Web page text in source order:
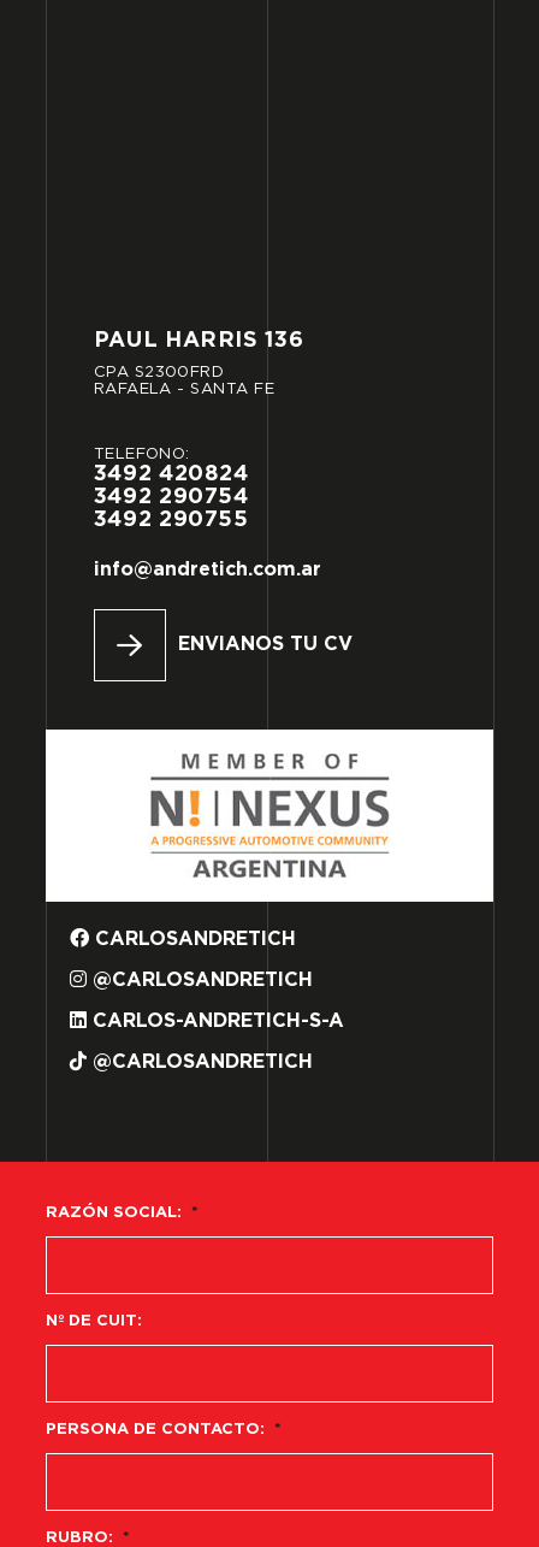
PAUL HARRIS 136
CPA S2300FRD
RAFAELA
- SANTA FE
TELÉFONO:
3492 420824
3492 290754
3492 290755
info@andretich.com.ar
ENVIANOS TU CV
CARLOSANDRETICH
@CARLOSANDRETICH
CARLOS-ANDRETICH-S-A
@CARLOSANDRETICH
RAZÓN SOCIAL: *
Nº DE CUIT:
PERSONA DE CONTACTO: *
RUBRO: *